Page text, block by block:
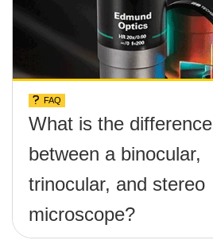
FAQ
What is the difference
between a binocular,
trinocular, and stereo
microscope?